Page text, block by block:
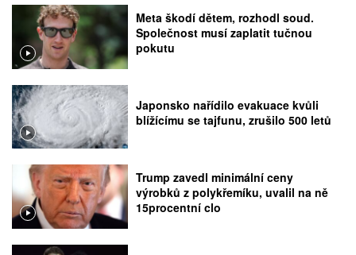
Meta škodí dětem, rozhodl soud.
Společnost musí zaplatit tučnou
pokutu
Japonsko nařídilo evakuace kvůli
blížícímu se tajfunu, zrušilo 500 letů
Trump zavedl minimální ceny
výrobků z polykřemíku, uvalil na ně
15procentní clo